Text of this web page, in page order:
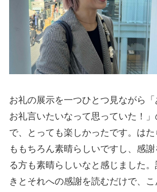
お礼の展示を一つひとつ見ながら
お礼言いたいなって思っていた！」
で、とっても楽しかったです。は
ももちろん素晴らしいですし、感
る方も素晴らしいなと感じました
きとそれへの感謝を読むだけで、